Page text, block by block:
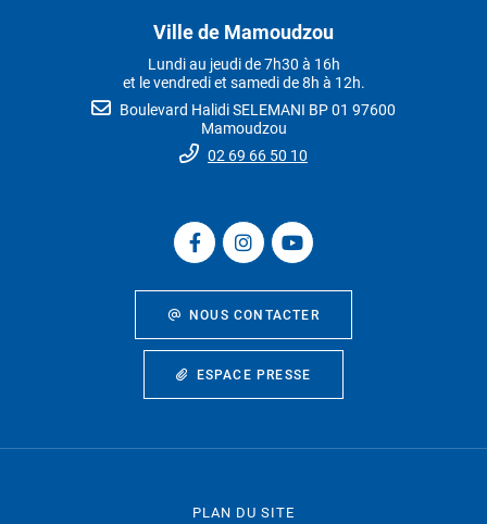
Ville de Mamoudzou
Lundi au jeudi de 7h30 à 16h
et le vendredi et samedi de 8h à 12h.
Boulevard Halidi SELEMANI BP 01 97600
Mamoudzou
02 69 66 50 10
NOUS CONTACTER
ESPACE PRESSE
PLAN DU SITE